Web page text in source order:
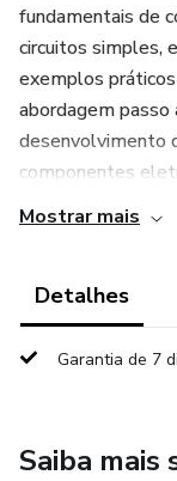
fundamentais de
circuitos simples,
exemplos
abordagem passo
desenvolvimento
componentes
Mostrar mais
Detalhes
Garantia de 7
Saiba mais